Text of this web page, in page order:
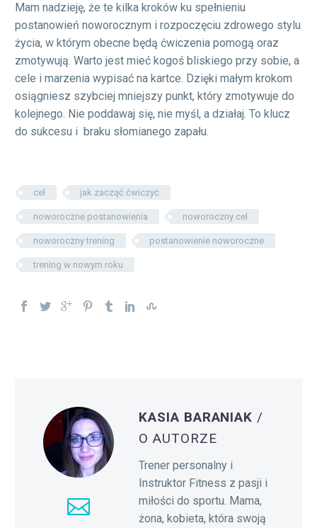
Mam nadzieję, że te kilka kroków ku spełnieniu
postanowień noworocznym i rozpoczęciu zdrowego stylu
życia, w którym obecne będą ćwiczenia pomogą oraz
zmotywują. Warto jest mieć kogoś bliskiego przy sobie, a
cele i marzenia wypisać na kartce. Dzięki małym krokom
osiągniesz szybciej mniejszy punkt, który zmotywuje do
kolejnego. Nie poddawaj się, nie myśl, a działaj. To klucz
do sukcesu i braku słomianego zapału.
cel jak zacząć ćwiczyć
noworoczne postanowienia noworoczny cel
noworoczny trening postanowienie noworoczne
trening w nowym roku
KASIA BARANIAK /
O AUTORZE
Trener personalny i
Instruktor Fitness z pasji i
miłości do sportu. Mama,
żona, kobieta, która swoją